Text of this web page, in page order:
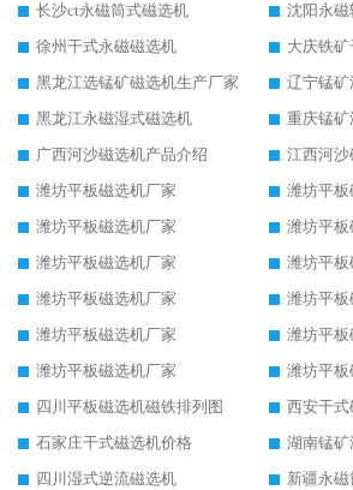
长沙ct永磁筒式磁选机
沈阳永
徐州干式永磁磁选机
大庆铁
黑龙江选锰矿磁选机生产厂家
辽宁锰
黑龙江永磁湿式磁选机
重庆锰
广西河沙磁选机产品介绍
江西河
潍坊平板磁选机厂家
潍坊平板
潍坊平板磁选机厂家
潍坊平板
潍坊平板磁选机厂家
潍坊平板
潍坊平板磁选机厂家
潍坊平板
潍坊平板磁选机厂家
潍坊平板
潍坊平板磁选机厂家
潍坊平板
四川平板磁选机磁铁排列图
西安干式
石家庄干式磁选机价格
湖南锰
四川湿式逆流磁选机
新疆永